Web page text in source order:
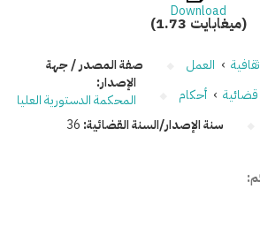
Download
(1.73 ميغابايت)
› العمل
› أحكام
سنة الإصدار/السنة القضائية: 36
صفة المصدر / جهة
الإصدار:
المحكمة الدستورية العليا